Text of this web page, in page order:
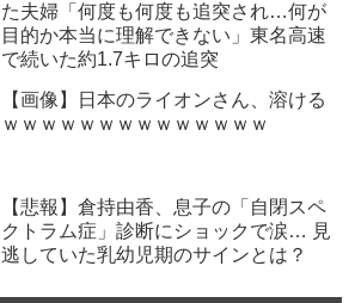
た夫婦「何度も何度も追突され…何が
目的か本当に理解できない」東名高速
で続いた約1.7キロの追突
【画像】日本のライオンさん、溶ける
ｗｗｗｗｗｗｗｗｗｗｗｗｗｗ
【悲報】倉持由香、息子の「自閉スペ
クトラム症」診断にショックで涙… 見
逃していた乳幼児期のサインとは？